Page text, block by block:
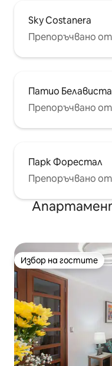
Sky Costanera
Препоръчвано
Патио Белависта
Препоръчвано
Парк Форестал
Препоръчвано
Избор на гостите
Избор на гостите